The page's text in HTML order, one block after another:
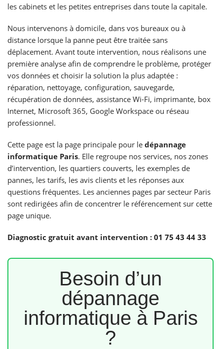
les cabinets et les petites entreprises dans toute la capitale.
Nous intervenons à domicile, dans vos bureaux ou à
distance lorsque la panne peut être traitée sans
déplacement. Avant toute intervention, nous réalisons une
première analyse afin de comprendre le problème, protéger
vos données et choisir la solution la plus adaptée :
réparation, nettoyage, configuration, sauvegarde,
récupération de données, assistance Wi-Fi, imprimante, box
Internet, Microsoft 365, Google Workspace ou réseau
professionnel.
Cette page est la page principale pour le dépannage
informatique Paris. Elle regroupe nos services, nos zones
d’intervention, les quartiers couverts, les exemples de
pannes, les tarifs, les avis clients et les réponses aux
questions fréquentes. Les anciennes pages par secteur Paris
sont redirigées afin de concentrer le référencement sur cette
page unique.
Diagnostic gratuit avant intervention : 01 75 43 44 33
Besoin d’un
dépannage
informatique à Paris
?